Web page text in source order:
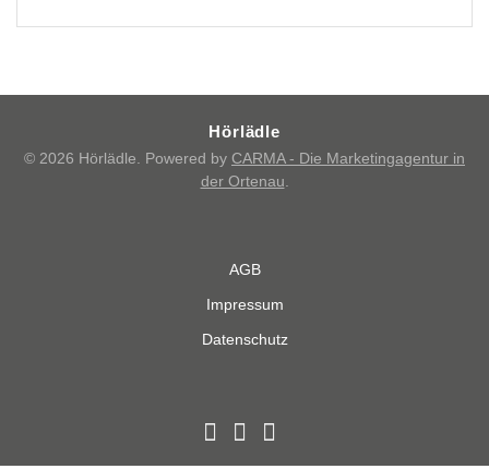
Hörlädle
© 2026 Hörlädle. Powered by CARMA - Die Marketingagentur in
der Ortenau
AGB
Impressum
Datenschutz